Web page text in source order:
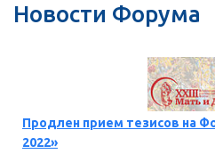
Новости Форума
Продлен прием тезисов на
2022»